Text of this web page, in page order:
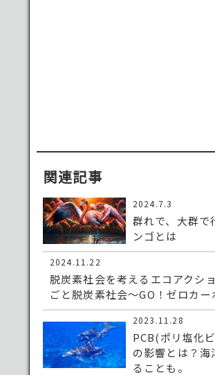
関連記事
2024.7.3
群れで、大群で
ンゴとは
2024.11.22
脱炭素社会を考えるエコアクシ
ごと脱炭素社会～GO！ゼロカ
2023.11.28
PCB(ポリ塩化
の影響とは？海
ることも。